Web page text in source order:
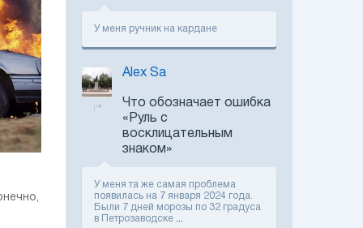
кластер по выпуску
стартують продажі
абсолютно нової
Hyundai KONA
Hybrid.
Škoda тепер
розробку ДВЗ для
семи брендів
Група Renault
У меня ручник на кардане
Alex Sa
Что обозначает ошибка
«Руль с
восклицательным
знаком»
У меня та же самая проблема
появилась на 7 января 2024 года.
Были 7 дней морозы по 32 градуса
в Петрозаводске